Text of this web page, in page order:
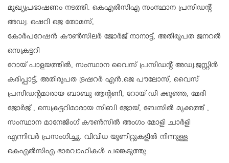
മുഖ്യപ്രഭാഷണം നടത്തി. കെഎൽസിഎ സംസ്ഥാന പ്രസിഡന്റ്
അഡ്വ. ഷെറി ജെ തോമസ്,
കോർപറേഷൻ കൗൺസിലർ ജോർജ് നാനാട്ട്, അതിരൂപത ജനറൽ
സെക്രട്ടറി
റോയ് പാളയത്തിൽ, സംസ്ഥാന വൈസ് പ്രസിഡന്റ് അഡ്വ.ജസ്റ്റിൻ
കരിപ്പാട്ട്, അതിരൂപത ട്രഷറർ എൻ.ജെ പൗലോസ്, വൈസ്
പ്രസിഡന്റമാരായ ബാബു ആന്റണി, റോയ് ഡി ക്കൂഞ്ഞ, മേരി
ജോർജ് , സെക്രട്ടറിമാരായ സിബി ജോയ്, ബേസിൽ മുക്കത്ത് ,
സംസ്ഥാന മാനേജിംഗ് കൗൺസിൽ അംഗം മോളി ചാർളി
എന്നിവർ പ്രസംഗിച്ചു. വിവിധ യൂണിറ്റുകളിൽ നിന്നുള്ള
കെഎൽസിഎ ഭാരവാഹികൾ പങ്കെടുത്തു.